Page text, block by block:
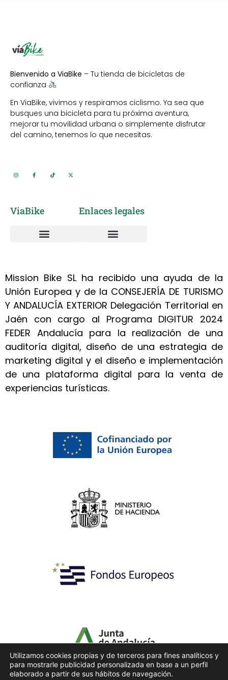
Bienvenido a ViaBike – Tu tienda de bicicletas de
confianza
En ViaBike, vivimos y respiramos ciclismo. Ya sea que
busques una bicicleta para tu próxima aventura,
mejorar tu movilidad urbana o simplemente disfrutar
del camino, tenemos lo que necesitas.
ViaBike Enlaces legales
Mission Bike SL ha recibido una ayuda de la
Unión Europea y de la CONSEJERÍA DE TURISMO
Y ANDALUCÍA EXTERIOR Delegación Territorial en
Jaén con cargo al Programa DIGITUR 2024
FEDER Andalucía para la realización de una
auditoría digital, diseño de una estrategia de
marketing digital y el diseño e implementación
de una plataforma digital para la venta de
experiencias turísticas.
Utilizamos cookies propias y de terceros para fines analíticos y
para mostrarle publicidad personalizada en base a un perfil
elaborado a partir de sus hábitos de navegación.